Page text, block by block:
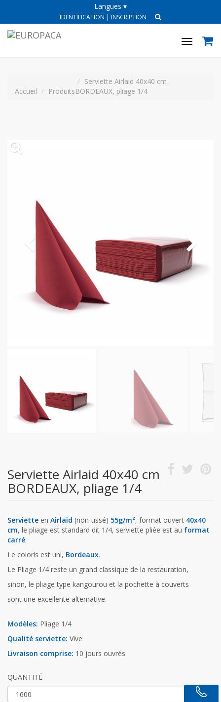
Langues ▾
IDENTIFICATION | INSCRIPTION
Toggle
Accueil Produits
Serviette Airlaid 40x40 cm
BORDEAUX, pliage 1/4
Serviette Airlaid 40x40 cm
BORDEAUX, pliage 1/4
Serviette en Airlaid (non-tissé) 55g/m², format ouvert 40x40
cm, le pliage est standard dit 1/4, serviette pliée est au format
carré.
Le coloris est uni, Bordeaux.
Le Pliage 1/4 reste un grand classique de la restauration,
sinon, le pliage type kangourou et la pochette à couverts
sont une excellente alternative.
Modèles: Pliage 1/4
Qualité serviette: Vive
Livraison comprise: 10 jours ouvrés
QUANTITÉ